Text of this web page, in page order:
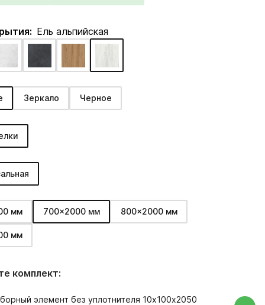
Ель альпийская
Зеркало Черное
мм 700x2000 мм 800x2000 мм
мм
комплект:
элемент без уплотнителя 10х100х2050